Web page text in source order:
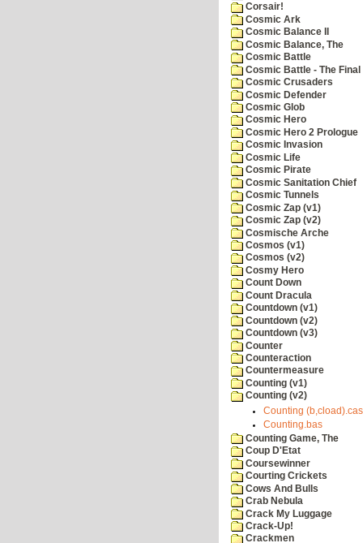
Corsair!
Cosmic Ark
Cosmic Balance II
Cosmic Balance, The
Cosmic Battle
Cosmic Battle - The
Cosmic Crusaders
Cosmic Defender
Cosmic Glob
Cosmic Hero
Cosmic Hero 2 Prologue
Cosmic Invasion
Cosmic Life
Cosmic Pirate
Cosmic Sanitation Chief
Cosmic Tunnels
Cosmic Zap (v1)
Cosmic Zap (v2)
Cosmische Arche
Cosmos (v1)
Cosmos (v2)
Cosmy Hero
Count Down
Count Dracula
Countdown (v1)
Countdown (v2)
Countdown (v3)
Counter
Counteraction
Countermeasure
Counting (v1)
Counting (v2)
Counting (b,cload).cas
Counting.bas
Counting Game, The
Coup D'Etat
Coursewinner
Courting Crickets
Cows And Bulls
Crab Nebula
Crack My Luggage
Crack-Up!
Crackmen